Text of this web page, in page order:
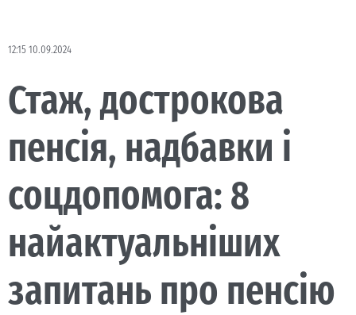
12:15 10.09.2024
Стаж, дострокова
пенсія, надбавки і
соцдопомога: 8
найактуальніших
запитань про пенсію